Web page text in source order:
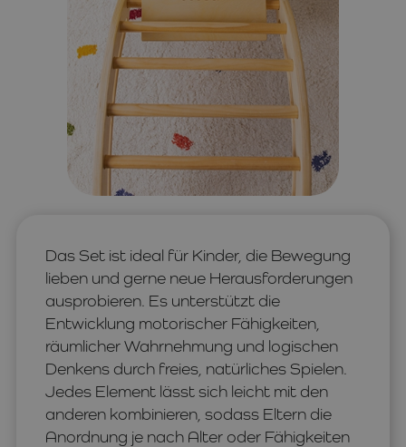
Das Set ist ideal für Kinder, die Bewegung
lieben und gerne neue Herausforderungen
ausprobieren. Es unterstützt die
Entwicklung motorischer Fähigkeiten,
räumlicher Wahrnehmung und logischen
Denkens durch freies, natürliches Spielen.
Jedes Element lässt sich leicht mit den
anderen kombinieren, sodass Eltern die
Anordnung je nach Alter oder Fähigkeiten